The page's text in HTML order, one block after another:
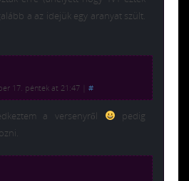
a az idejük egy aranyat szült.
17. péntek at 21:47 #
a versenyről
pedig